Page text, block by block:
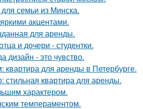
семьи из Минска.
акцентами.
для аренды.
и дочери - студентки.
дизайн - это чувство.
квартира для аренды в Петербурге.
стильная квартира для аренды.
характером.
темпераментом.